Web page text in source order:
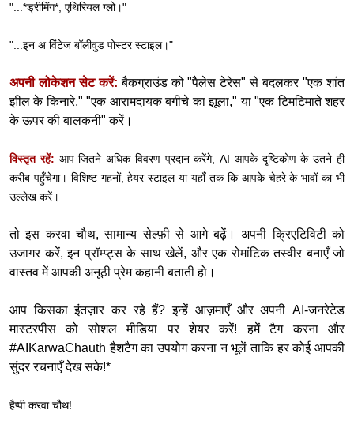
"...*ड्रीमिंग*, एथिरियल ग्लो।"
"...इन अ विंटेज बॉलीवुड पोस्टर स्टाइल।"
अपनी लोकेशन सेट करें: बैकग्राउंड को "पैलेस टेरेस" से बदलकर "एक शांत
झील के किनारे," "एक आरामदायक बगीचे का झूला," या "एक टिमटिमाते शहर
के ऊपर की बालकनी" करें।
विस्तृत रहें: आप जितने अधिक विवरण प्रदान करेंगे, AI आपके दृष्टिकोण के उतने ही
करीब पहुँचेगा। विशिष्ट गहनों, हेयर स्टाइल या यहाँ तक कि आपके चेहरे के भावों का भी
उल्लेख करें।
तो इस करवा चौथ, सामान्य सेल्फ़ी से आगे बढ़ें। अपनी क्रिएटिविटी को
उजागर करें, इन प्रॉम्प्ट्स के साथ खेलें, और एक रोमांटिक तस्वीर बनाएँ जो
वास्तव में आपकी अनूठी प्रेम कहानी बताती हो।
आप किसका इंतज़ार कर रहे हैं? इन्हें आज़माएँ और अपनी AI-जनरेटेड
मास्टरपीस को सोशल मीडिया पर शेयर करें! हमें टैग करना और
#AIKarwaChauth हैशटैग का उपयोग करना न भूलें ताकि हर कोई आपकी
सुंदर रचनाएँ देख सके!*
हैप्पी करवा चौथ!